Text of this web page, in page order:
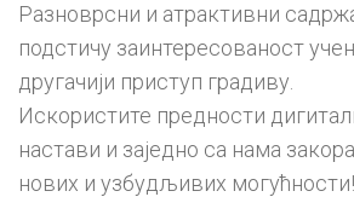
Разноврсни и атрактивни
подстичу заинтересованост
другачији приступ градиву.
Искористите предности
настави и заједно са нама
нових и узбудљивих могућности!